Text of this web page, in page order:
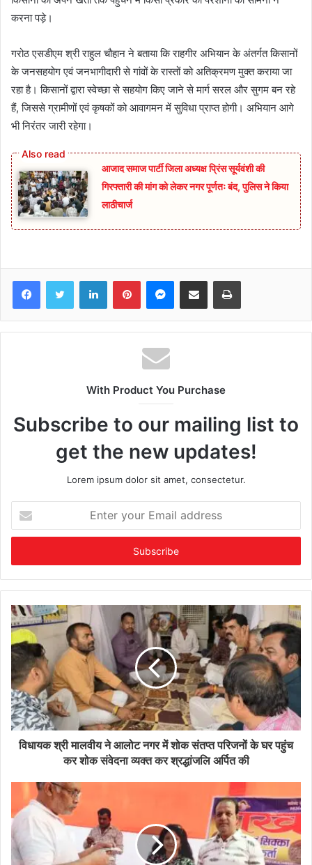
करना पड़े।
गरोठ एसडीएम श्री राहुल चौहान ने बताया कि राहगीर अभियान के अंतर्गत किसानों
के जनसहयोग एवं जनभागीदारी से गांवों के रास्तों को अतिक्रमण मुक्त कराया जा
रहा है। किसानों द्वारा स्वेच्छा से सहयोग किए जाने से मार्ग सरल और सुगम बन रहे
हैं, जिससे ग्रामीणों एवं कृषकों को आवागमन में सुविधा प्राप्त होगी। अभियान आगे
भी निरंतर जारी रहेगा।
आजाद समाज पार्टी जिला अध्यक्ष प्रिंस सूर्यवंशी की
गिरफ्तारी की मांग को लेकर नगर पूर्णतः बंद, पुलिस ने किया
लाठीचार्ज
FacebookTwitter LinkedInPinterestMessenger
Share via Email Print
With Product You Purchase
Subscribe to our mailing list to
get the new updates!
Lorem ipsum dolor sit amet, consectetur.
your
Email
विधायक श्री मालवीय ने आलोट नगर में शोक संतप्त परिजनों के घर पहुंच
कर शोक संवेदना व्यक्त कर श्रद्धांजलि अर्पित की